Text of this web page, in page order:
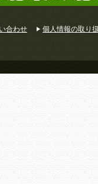
合わせ 個人情報の取り